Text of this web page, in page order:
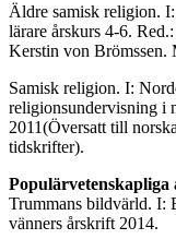
Äldre samisk religion.
lärare årskurs 4-6.
Kerstin von Brömssen.
Samisk religion. I:
religionsundervisning i
2011(Översatt till
tidskrifter).
Trummans bildvärld. I:
vänners årskrift 2014.